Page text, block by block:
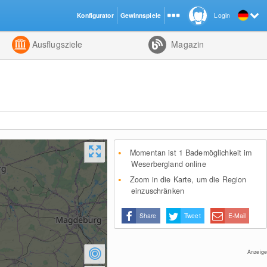
Kombiniert
Ausflugsziele Magazin
Momentan ist 1 Bademöglichkeit im
Weserbergland online
Zoom in die Karte, um die Region
einzuschränken
Share Tweet E-Mail
Anzeige
Login
Konfigurator Gewinnspiele